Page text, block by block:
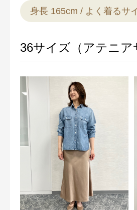
身長 165cm / よく着るサ
36サイズ（アテニ